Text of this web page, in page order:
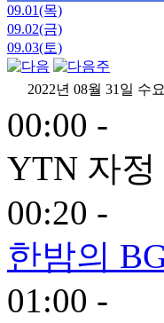
09.01(목)
09.02(금)
09.03(토)
2022년 08월 31일 수
00:00 -
YTN 자정
00:20 -
한밤의
01:00 -